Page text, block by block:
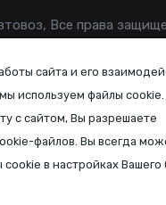
сайта и его
используем файлы cookie.
с сайтом, Вы разрешаете
файлов. Вы всегда
в настройках Вашего
Все права